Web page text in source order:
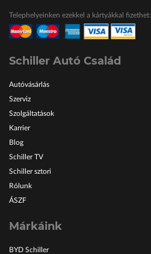
Telephelyeinken ezekkel a kártyákkal fizethet:
Schiller Autó Család
Autóvásárlás
Szerviz
Szolgáltatások
Karrier
Blog
Schiller TV
Schiller sztori
Rólunk
ÁSZF
Márkáink
BYD Schiller